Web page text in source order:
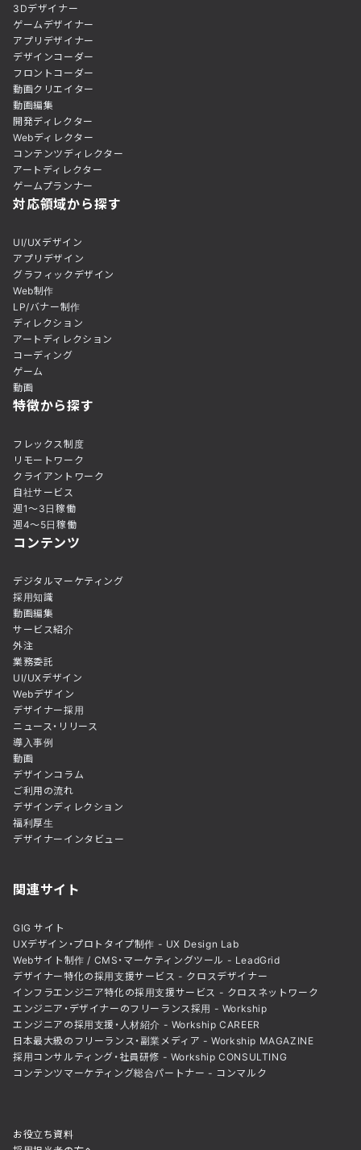
3Dデザイナー
ゲームデザイナー
アプリデザイナー
デザインコーダー
フロントコーダー
動画クリエイター
動画編集
開発ディレクター
Webディレクター
コンテンツディレクター
アートディレクター
ゲームプランナー
対応領域から探す
UI/UXデザイン
アプリデザイン
グラフィックデザイン
Web制作
LP/バナー制作
ディレクション
アートディレクション
コーディング
ゲーム
動画
特徴から探す
フレックス制度
リモートワーク
クライアントワーク
自社サービス
週1〜3日稼働
週4〜5日稼働
コンテンツ
デジタルマーケティング
採用知識
動画編集
サービス紹介
外注
業務委託
UI/UXデザイン
Webデザイン
デザイナー採用
ニュース・リリース
導入事例
動画
デザインコラム
ご利用の流れ
デザインディレクション
福利厚生
デザイナーインタビュー
関連サイト
GIG サイト
UXデザイン・プロトタイプ制作 - UX Design Lab
Webサイト制作 / CMS・マーケティングツール - LeadGrid
デザイナー特化の採用支援サービス - クロスデザイナー
インフラエンジニア特化の採用支援サービス - クロスネットワーク
エンジニア・デザイナーのフリーランス採用 - Workship
エンジニアの採用支援・人材紹介 - Workship CAREER
日本最大級のフリーランス・副業メディア - Workship MAGAZINE
採用コンサルティング・社員研修 - Workship CONSULTING
コンテンツマーケティング総合パートナー - コンマルク
お役立ち資料